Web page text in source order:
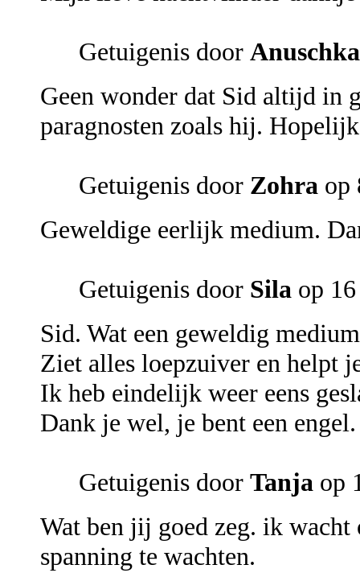
Getuigenis door Anuschka
Geen wonder dat Sid altijd in
paragnosten zoals hij.
Getuigenis door Zohra op
Geweldige eerlijk medium.
Getuigenis door Sila op
Sid. Wat een geweldig
Ziet alles loepzuiver en helpt
Ik heb eindelijk weer eens
Dank je wel, je bent een
Getuigenis door Tanja op
Wat ben jij goed zeg. ik
spanning te wachten.